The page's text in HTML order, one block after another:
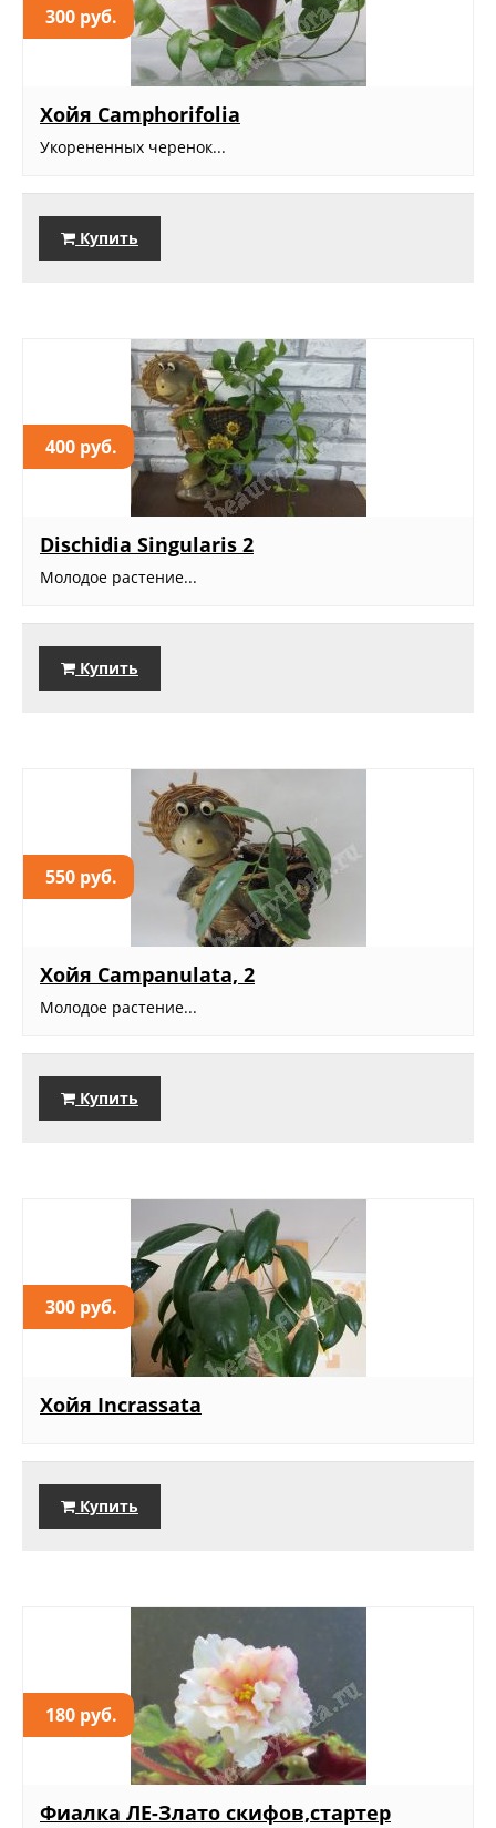
300 руб.
Хойя Camphorifolia
Укорененных черенок...
Купить
400 руб.
Dischidia Singularis 2
Молодое растение...
Купить
550 руб.
Хойя Campanulata, 2
Молодое растение...
Купить
300 руб.
Хойя Incrassata
Купить
180 руб.
Фиалка ЛЕ-Злато скифов,стартер